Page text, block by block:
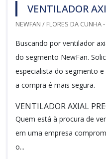
VENTILADOR
NEWFAN / FLORES DA CUNHA -
Buscando por ventilador
do segmento NewFan.
especialista do segmento
a compra é mais segura.
VENTILADOR AXIAL
Quem está à procura de
em uma empresa
o...